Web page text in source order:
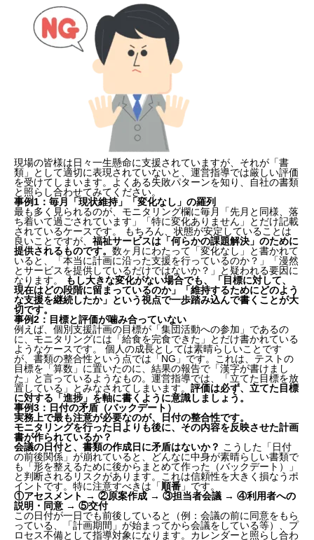
現場の皆様は日々一生懸命に支援されていますが、それが「書
類」として適切に表現されていないと、運営指導では厳しい評価
を受けてしまいます。よくある失敗パターンを知り、自社の書類
と照らし合わせてみてください。
事例1：毎月「現状維持」「変化なし」の羅列
最も多く見られるのが、モニタリング欄に毎月「先月と同様、落
ち着いて過ごされています」「特に変化ありません」とだけ記載
されているケースです。 もちろん、状態が安定していることは
良いことですが、 福祉サービスは「何らかの課題解決」のために
提供されるものです。 数ヶ月にわたって「変化なし」と書かれて
いると、「本当に計画に沿った支援を行っているのか？」「漫然
とサービスを提供しているだけではないか？」と疑われる要因に
なります。
もし大きな変化がない場合でも、「目標に対して、
現在はどの段階に留まっているのか」「維持するためにどのよう
な支援を継続したか」という視点で一歩踏み込んで書くことが大
切です。
事例2：目標と評価が噛み合っていない
例えば、個別支援計画の目標が「集団活動への参加」であるの
に、モニタリングには「給食を完食できた」とだけ書かれている
ようなケースです。 個人の成長としては素晴らしいことです
が、書類の整合性という点では「NG」です。これは、テストの
目標を「算数」に置いたのに、結果の報告で「漢字が書けまし
た」と言っているようなもの。運営指導では、「立てた目標を放
置している」とみなされてしまいます。 評価は必ず、立てた目標
に対する「進捗」を軸に書くように意識しましょう。
事例3：日付の矛盾（バックデート）
実務上で最も注意が必要なのが、日付の整合性です。
モニタリングを行った日よりも後に、その内容を反映させた計画
書が作られているか？
会議の日付と、書類の作成日に矛盾はないか？ こうした「日付
の前後関係」が崩れていると、どんなに中身が素晴らしい書類で
も「形を整えるために後からまとめて作った（バックデート）」
と判断されるリスクがあります。これは信頼性を大きく損なうポ
イントです。特に注意すべきは「順番 」です。
①アセスメント → ②原案作成 → ③担当者会議 → ④利用者への
説明・同意 → ⑤交付
この日付が一日でも前後していると（例：会議の前に同意をもら
っている、「計画期間」が始まってから会議をしている等）、プ
ロセス不備として指導対象になります。カレンダーと照らし合わ
なぜ個別支援計画とモニタリングの「整合性」が重要
なのか？
運営指導で最もチェックされる「一連の流れ」
整合性がないと「未作成減算」のリスクも
【実践】整合性を生むモニタリングの書き方 3つのス
テップ
ステップ1：目標（短期目標）を主語にして振り返
る
ステップ2：支援内容（提供サービス）の妥当性を